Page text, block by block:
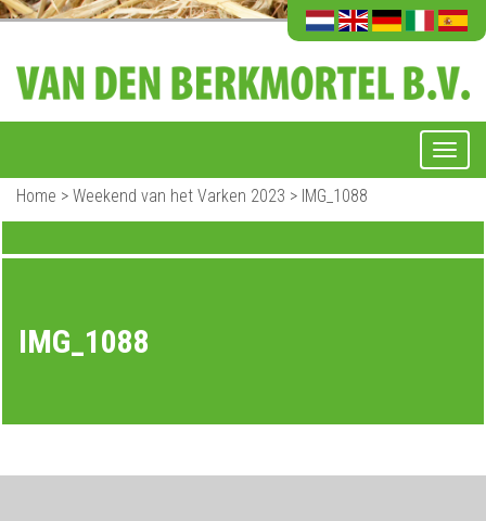
Home > Weekend van het Varken 2023 > IMG_1088
IMG_1088